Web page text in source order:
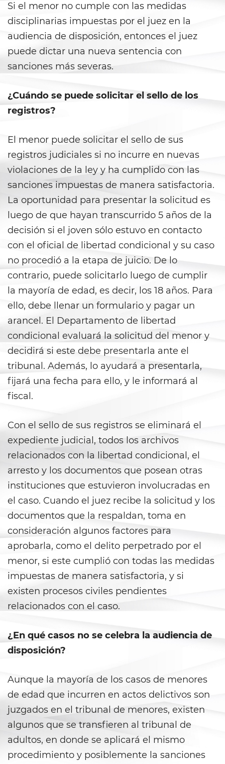
Senate Bill 439
Sustained Juvenile Petitions
Transfer Hearings
Ward of the Court
Post Conviction Matters
Certificate Of Rehabilitation
Parole
Petition to Vacate Murder
Conviction
Probation Violation
Record Sealing
Post Conviction Relief
Vacating/ Setting Aside a
Conviction
Property Crimes
Aggravated Trespass
Utility Lines
Trespass
Vandalism
Sex Crimes
Annoying or Molesting a Child
Under 18
Child Pornography
Forcible Sexual Penetration
Indecent Exposure
Lewd Conduct
Oral Copulation By Force/Fear
Prostitution and Solicitation
Rape
Sexual Battery
Si el menor no cumple con las medidas
disciplinarias impuestas por el juez en la
audiencia de disposición, entonces el juez
puede dictar una nueva sentencia con
sanciones más severas.
¿Cuándo se puede solicitar el sello de los
registros?
El menor puede solicitar el sello de sus
registros judiciales si no incurre en nuevas
violaciones de la ley y ha cumplido con las
sanciones impuestas de manera satisfactoria.
La oportunidad para presentar la solicitud es
luego de que hayan transcurrido 5 años de la
decisión si el joven sólo estuvo en contacto
con el oficial de libertad condicional y su caso
no procedió a la etapa de juicio. De lo
contrario, puede solicitarlo luego de cumplir
la mayoría de edad, es decir, los 18 años. Para
ello, debe llenar un formulario y pagar un
arancel. El Departamento de libertad
condicional evaluará la solicitud del menor y
decidirá si este debe presentarla ante el
tribunal. Además, lo ayudará a presentarla,
fijará una fecha para ello, y le informará al
fiscal.
Con el sello de sus registros se eliminará el
expediente judicial, todos los archivos
relacionados con la libertad condicional, el
arresto y los documentos que posean otras
instituciones que estuvieron involucradas en
el caso. Cuando el juez recibe la solicitud y los
documentos que la respaldan, toma en
consideración algunos factores para
aprobarla, como el delito perpetrado por el
menor, si este cumplió con todas las medidas
impuestas de manera satisfactoria, y si
existen procesos civiles pendientes
relacionados con el caso.
¿En qué casos no se celebra la audiencia de
disposición?
Aunque la mayoría de los casos de menores
de edad que incurren en actos delictivos son
juzgados en el tribunal de menores, existen
algunos que se transfieren al tribunal de
adultos, en donde se aplicará el mismo
procedimiento y posiblemente la sanciones